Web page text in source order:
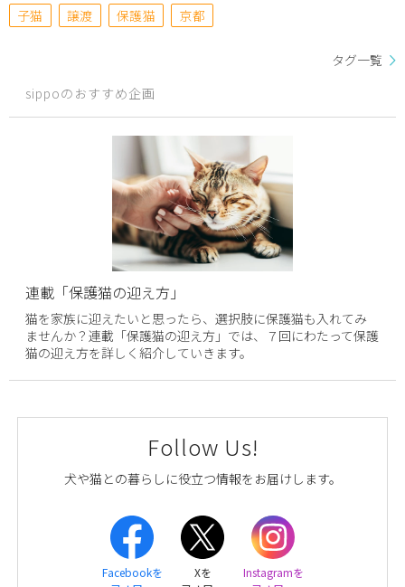
子猫
譲渡 保護猫 京都
タグ一覧
sippoのおすすめ企画
連載「保護猫の迎え方」
猫を家族に迎えたいと思ったら、選択肢に保護猫も入れてみ
ませんか？連載「保護猫の迎え方」では、７回にわたって保護
猫の迎え方を詳しく紹介していきます。
Follow Us!
犬や猫との暮らしに役立つ情報をお届けします。
Facebookを
Xを
Instagramを